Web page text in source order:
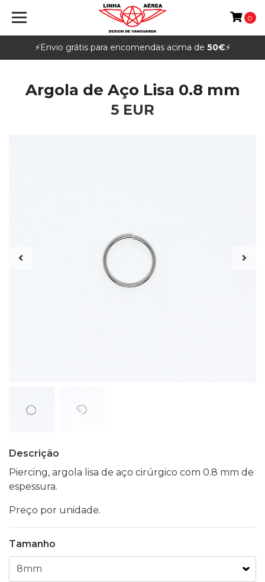
⚡️Envio grátis para encomendas acima de 50€⚡️
0
Argola de Aço Lisa 0.8 mm
5 EUR
Descrição
Piercing, argola lisa de aço cirúrgico com 0.8 mm de
espessura.
Preço por unidade.
Tamanho